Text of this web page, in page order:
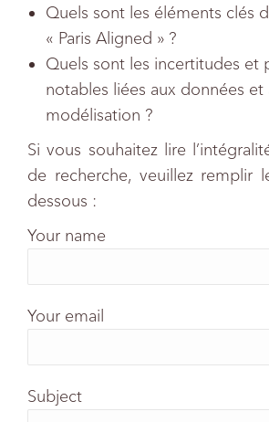
Quels sont les éléments clés
« Paris Aligned » ?
Quels sont les incertitudes et
notables liées aux données et
modélisation ?
Si vous souhaitez lire
de recherche, veuillez remplir
dessous :
Your name
Your email
Subject